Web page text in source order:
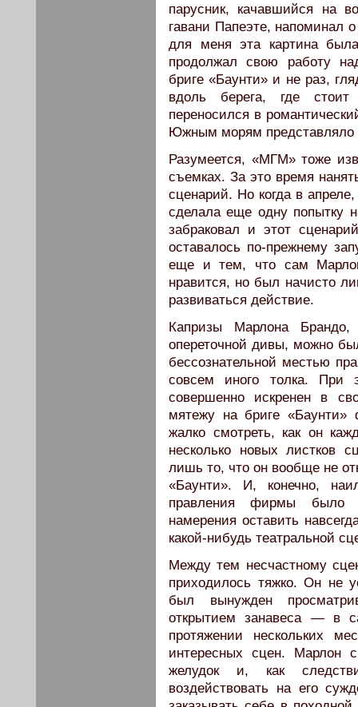
парусник, качавшийся на
гавани Папеэте, напоминал
для меня эта картина
продолжал свою работу
бриге «Баунти» и не раз,
вдоль берега, где
переносился в
Южным морям представляло
Разумеется, «МГМ» тоже
съемках. За это время
сценарий. Но когда в
сделала еще одну попытку
забраковал и этот
оставалось по-прежнему
еще и тем, что сам
нравится, но был начисто
развиваться действие.
Капризы Марлона Брандо,
опереточной дивы, можно
бессознательной местью
совсем иного толка.
совершенно искренен в
мятежу на бриге «Баунти»
жалко смотреть, как он
несколько новых листков
лишь то, что он вообще не
«Баунти». И, конечно,
правления фирмы было
намерения оставить
какой-нибудь театральной
Между тем несчастному
приходилось тяжко. Он не
был вынужден
открытием занавеса — в
протяжении нескольких
интересных сцен. Марлон
желудок и, как
воздействовать на его